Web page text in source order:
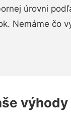
úrovni
Nemáme čo
výhody